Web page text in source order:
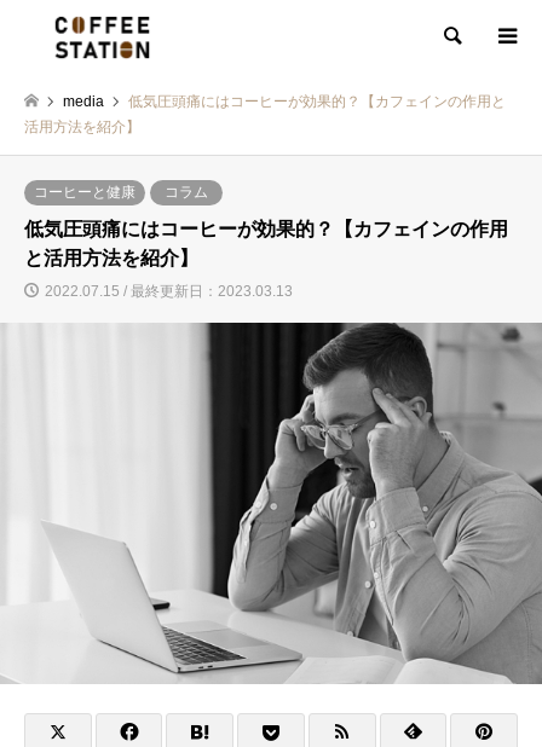
検索
media
低気圧頭痛にはコーヒーが効果的？【カフェインの作用と
活用方法を紹介】
コーヒーと健康 コラム
低気圧頭痛にはコーヒーが効果的？【カフェインの作用
と活用方法を紹介】
2022.07.15 / 最終更新日：2023.03.13